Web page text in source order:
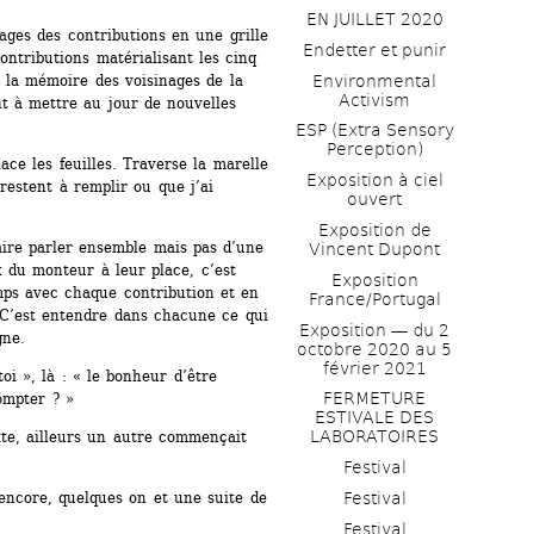
des contributions en une grille
matérialisant les cinq
mémoire des voisinages de la
à mettre au jour de nouvelles
les feuilles. Traverse la marelle
à remplir ou que j’ai
parler ensemble mais pas d’une
monteur à leur place, c’est
avec chaque contribution et en
entendre dans chacune ce qui
», là : « le bonheur d’être
? »
ailleurs un autre commençait
quelques on et une suite de
EN JUILLET 2020
Endetter et punir
Environmental
Activism
ESP (Extra Sensory
Perception)
Exposition à ciel
ouvert
Exposition de
Vincent Dupont
Exposition
France/Portugal
Exposition ― du 2
octobre 2020 au 5
février 2021
FERMETURE
ESTIVALE DES
LABORATOIRES
Festival
Festival
Festival